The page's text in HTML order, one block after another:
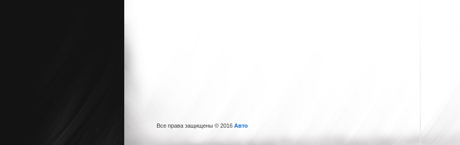
Все права защищены © 2016 Авто